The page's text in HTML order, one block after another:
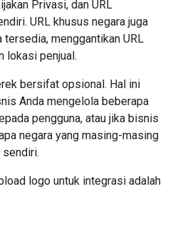
Privasi, dan URL
URL khusus negara juga
tersedia, menggantikan URL
lokasi penjual.
bersifat opsional. Hal ini
Anda mengelola beberapa
pengguna, atau jika bisnis
negara yang masing-masing
logo untuk integrasi adalah